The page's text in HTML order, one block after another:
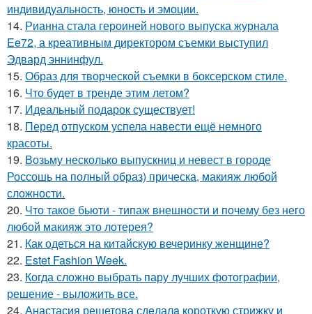
индивидуальность, юность и эмоции.
14. Рианна стала героиней нового выпуска журнала
Ee72, а креативным директором съемки выступил
Эдвард эннинфул.
15. Образ для творческой съемки в боксерском стиле.
16. Что будет в тренде этим летом?
17. Идеальный подарок существует!
18. Перед отпуском успела навести ещё немного
красоты.
19. Возьму несколько выпускниц и невест в городе
Россошь на полный образ) прическа, макияж любой
сложности.
20. Что такое бьюти - типаж внешности и почему без него
любой макияж это лотерея?
21. Как одеться на китайскую вечеринку женщине?
22. Estet Fashion Week.
23. Когда сложно выбрать пару лучших фотографии,
решение - выложить все.
24. Анастасия решетова сдeлалa короткую стрижку и